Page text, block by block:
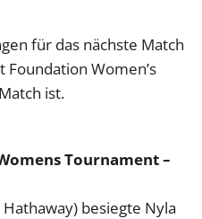
für das nächste Match
Foundation Women’s
ist.
Tournament –
besiegte Nyla